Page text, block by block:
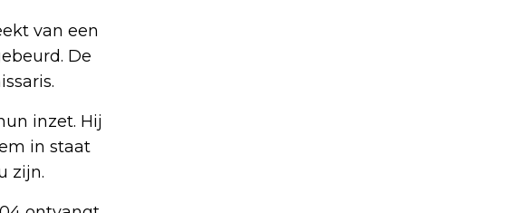
van een
De
inzet. Hij
in staat
zijn.